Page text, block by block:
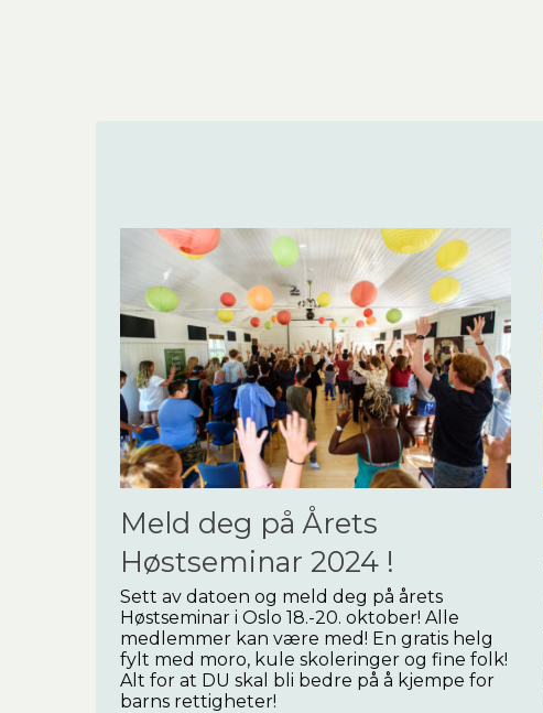
Meld deg på Årets
Høstseminar 2024 !
Sett av datoen og meld deg på årets
Høstseminar i Oslo 18.-20. oktober! Alle
medlemmer kan være med! En gratis helg
fylt med moro, kule skoleringer og fine folk!
Alt for at DU skal bli bedre på å kjempe for
barns rettigheter!